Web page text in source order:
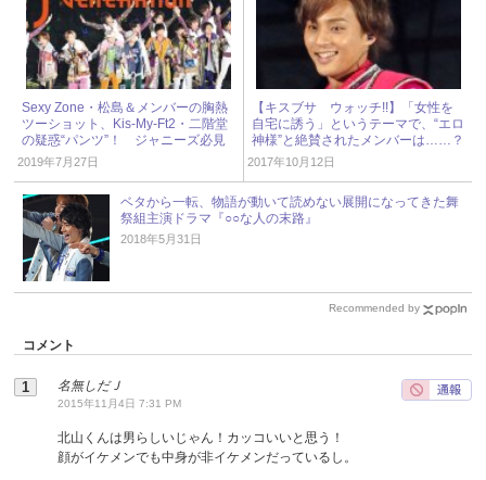
Sexy Zone・松島＆メンバーの胸熱
ツーショット、Kis-My-Ft2・二階堂
の疑惑“パンツ”！ ジャニーズ必見
写真
2019年7月27日
【キスブサ ウォッチ!!】「女性を
自宅に誘う」というテーマで、“エロ
神様”と絶賛されたメンバーは……？
2017年10月12日
ベタから一転、物語が動いて読めない展開になってきた舞
祭組主演ドラマ『○○な人の末路』
2018年5月31日
Recommended by
コメント
名無しだＪ
2015年11月4日 7:31 PM
北山くんは男らしいじゃん！カッコいいと思う！
顔がイケメンでも中身が非イケメンだっているし。